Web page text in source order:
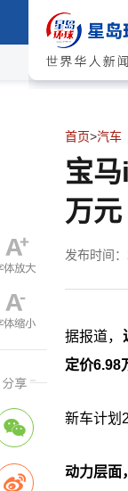
首页>汽车
宝
万元
发布时间
据报道，
定价6.98
新车计划
动力层面